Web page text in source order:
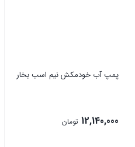
پمپ آب خودمکش نیم اسب بخار
12,140,000 تومان